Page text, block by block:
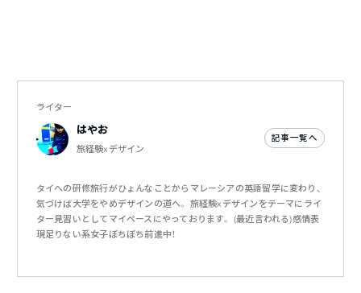
ライター
はやお
旅経験×デザイン
記事一覧へ
タイへの研修旅行がひょんなことからマレーシアの英語留学に変わり、
気づけば大学をやめデザインの道へ。 旅経験×デザインをテーマにライ
ター見習いとしてマイペースにやっております。 (最近言われる)感情表
現足りない系女子ぼちぼち前進中！